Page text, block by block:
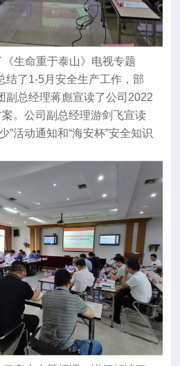
生命重于泰山》电视专题
结了1-5月安全生产工作，部
副总经理蒋彪宣读了公司2022
案。公司副总经理游剑飞宣读
”活动通知和“海安杯”安全知识